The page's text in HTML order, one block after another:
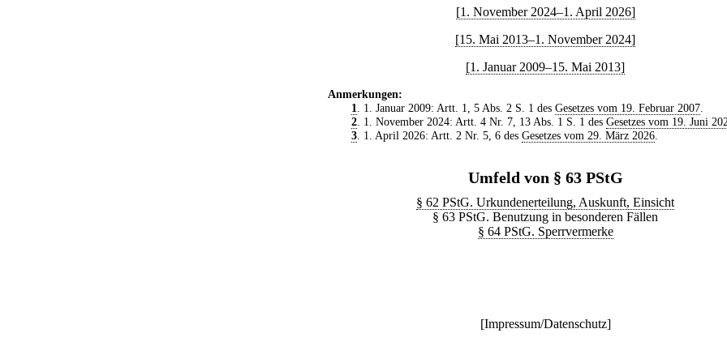
[1. November 2024–1. April 2026]
[15. Mai 2013–1. November 2024]
[1. Januar 2009–15. Mai 2013]
Anmerkungen:
1
. 1. Januar 2009: Artt. 1, 5 Abs. 2 S. 1 des Gesetzes vom 19. Februar 2007.
2. 1. November 2024: Artt. 4 Nr. 7, 13 Abs. 1 S. 1 des Gesetzes vom 19. Juni
3. 1. April 2026: Artt. 2 Nr. 5, 6 des Gesetzes vom 29. März 2026.
Umfeld von § 63 PStG
§ 62 PStG. Urkundenerteilung, Auskunft, Einsicht
§ 63 PStG. Benutzung in besonderen Fällen
§ 64 PStG. Sperrvermerke
[Impressum/Datenschutz]